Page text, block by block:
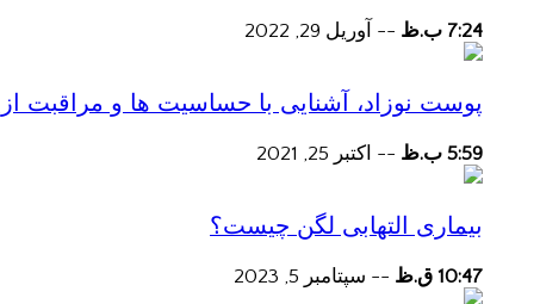
7:24 ب.ظ -- آوریل 29, 2022
پوست نوزاد، آشنایی با حساسیت ها و مراقبت
5:59 ب.ظ -- اکتبر 25, 2021
بیماری التهابی لگن چیست؟
10:47 ق.ظ -- سپتامبر 5, 2023